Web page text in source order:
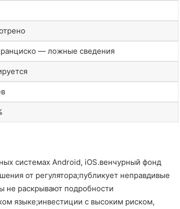
— ложные сведения
системах Android, iOS.венчурный фонд
от регулятора;публикует неправдивые
не раскрывают подробности
языке;инвестиции с высоким риском,